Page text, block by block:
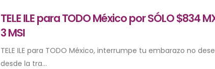
TELE ILE para TODO México por SÓLO $834
3 MSI
TELE ILE para TODO México, interrumpe tu embarazo no
desde la tra...